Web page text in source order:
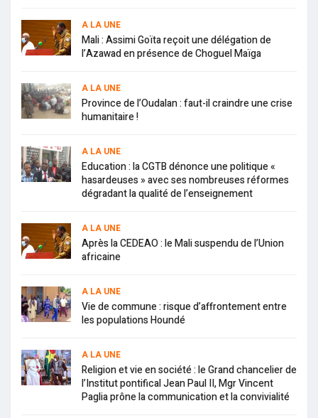
A LA UNE
Mali : Assimi Goïta reçoit une délégation de
l’Azawad en présence de Choguel Maïga
A LA UNE
Province de l’Oudalan : faut-il craindre une crise
humanitaire !
A LA UNE
Education : la CGTB dénonce une politique «
hasardeuses » avec ses nombreuses réformes
dégradant la qualité de l’enseignement
A LA UNE
Après la CEDEAO : le Mali suspendu de l’Union
africaine
A LA UNE
Vie de commune : risque d’affrontement entre
les populations Houndé
A LA UNE
Religion et vie en société : le Grand chancelier de
l’Institut pontifical Jean Paul II, Mgr Vincent
Paglia prône la communication et la convivialité